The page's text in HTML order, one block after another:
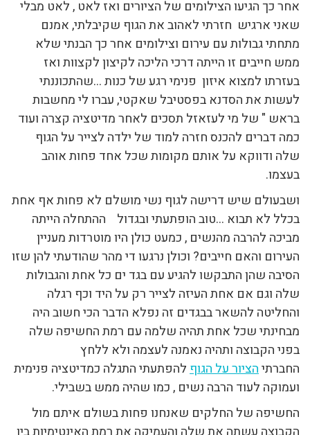
אחר כך הגיעו הצילומים של הציורים ואז לאט , לאט מבלי
שאני ארגיש חזרתי לאהוב את הגוף שקיבלתי, אמנם
מתחתי גבולות עם עירום וצילומים אחר כך הבנתי שלא
ממש חייבים זו הייתה דרכי הליכה לקיצון לקצוות ואז
בעזרתו למצוא איזון פנימי רגע של כנות …שהתכוננתי
לעשות את הסדנא בפסטיבל שאקטי, עברו לי מחשבות
בראש " של מי לעזאזל תסכים לאחר מדיטציה קצרה ועוד
כמה דברים להכנס חזרה למוד של ילדה לצייר על הגוף
שלה ודווקא על אותם מקומות שכל אחד פחות אוהב
בעצמו.
ושבעולם שיש דרישה לגוף נשי מושלם לא פחות אף אחת
בכלל לא תבוא …טוב הופתעתי ובגדול ההתחלה הייתה
מביכה להרבה מהנשים , כמעט כולן היו מוטרדות מעניין
העירום והאם חייבים? וכולן נרגעו די מהר שהודעתי להן שזו
הסיבה שהן התבקשו להגיע עם בגד ים כל אחת והגבולות
שלה וגם אם אחת העיזה לצייר רק על היד וכף רגלה
והחליטה להשאר בבגדים זה נפלא הדבר הכי חשוב היה
מבחינתי שכל אחת תהיה שלמה עם רמת החשיפה שלה
בפני הקבוצה ותהיה נאמנה לעצמה ולא ללחץ
החברתיהציור על הגוףלהפתעתי התגלה כמדיטציה פנימית
ועמוקה לעוד הרבה נשים , כמו שהיה ממש בשבילי.
החשיפה של החלקים שאנחנו פחות בשולם איתם מול